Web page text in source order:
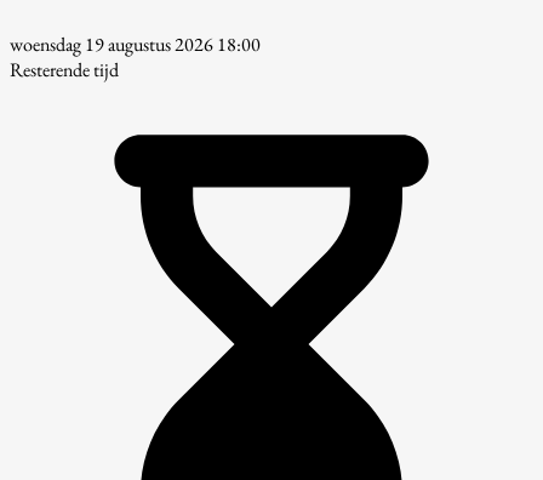
woensdag 19 augustus 2026 18:00
Resterende tijd